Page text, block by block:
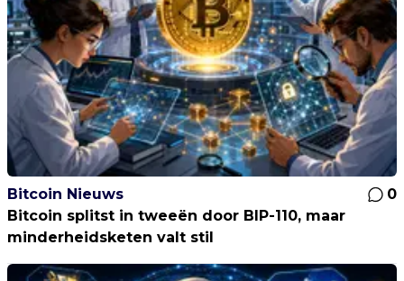
Bitcoin Nieuws
0
Bitcoin splitst in tweeën door BIP-110, maar
minderheidsketen valt stil